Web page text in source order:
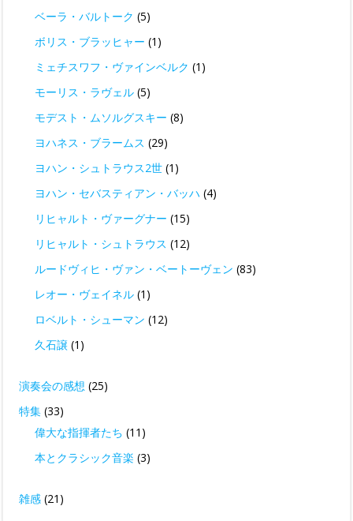
ベーラ・バルトーク (5)
ボリス・ブラッヒャー (1)
ミェチスワフ・ヴァインベルク (1)
モーリス・ラヴェル (5)
モデスト・ムソルグスキー (8)
ヨハネス・ブラームス (29)
ヨハン・シュトラウス2世 (1)
ヨハン・セバスティアン・バッハ (4)
リヒャルト・ヴァーグナー (15)
リヒャルト・シュトラウス (12)
ルードヴィヒ・ヴァン・ベートーヴェン (83)
レオー・ヴェイネル (1)
ロベルト・シューマン (12)
久石譲 (1)
演奏会の感想 (25)
特集 (33)
偉大な指揮者たち (11)
本とクラシック音楽 (3)
雑感 (21)